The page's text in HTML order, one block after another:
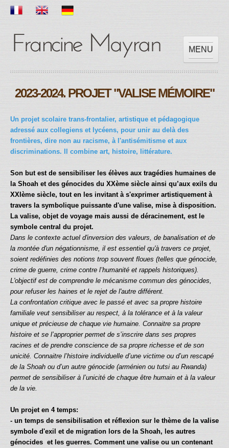
MENU
OEUVRES
SCOLAIRE
PRESSES
VIDEOS
2023-2024. PROJET "VALISE MÉMOIRE"
Un projet scolaire trans-frontalier, artistique et pédagogique
adressé aux collegiens et lycéens, pour unir au delà des
frontières, dire non au racisme, à l'antisémitisme et aux
discriminations. Il combine art, histoire, littérature.
Son but est de sensibiliser les élèves aux tragédies humaines de
la Shoah et des génocides du XXème siècle ainsi qu’aux exils du
XXIème siècle, tout en les invitant à s'exprimer artistiquement à
travers la symbolique puissante d'une valise, mise à disposition.
La valise, objet de voyage mais aussi de déracinement, est le
symbole central du projet.
Dans le contexte actuel d'inversion des valeurs, de banalisation et de
la montée d'un négationnisme, il est essentiel qu'à travers ce projet,
soient redéfinies des notions trop souvent floues (telles que génocide,
crime de guerre, crime contre l’humanité et rappels historiques).
L'objectif est de comprendre le mécanisme commun des génocides,
pour refuser les haines et le rejet de l'autre différent.
La confrontation critique avec le passé et avec sa propre histoire
familiale veut sensibiliser au respect, à la tolérance et à la valeur
unique et précieuse de chaque vie humaine. Connaitre sa propre
histoire et se l’approprier permet de s’inscrire dans ses propres
racines et de prendre conscience de sa propre richesse et de son
unicité. Connaitre l’histoire individuelle d’une victime ou d’un rescapé
de la Shoah ou d’un autre génocide (arménien ou tutsi au Rwanda)
permet de sensibiliser à l’unicité de chaque être humain et à la valeur
de la vie.
Un projet en 4 temps:
- un temps de sensibilisation et réflexion sur le thème de la valise
symbole d'exil et de migration lors de la Shoah, les autres
génocides et les guerres. Comment une valise ou un contenant